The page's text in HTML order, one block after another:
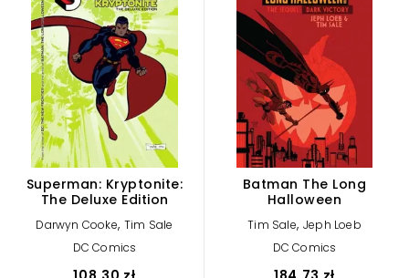
Superman: Kryptonite:
The Deluxe Edition
Darwyn Cooke, Tim Sale
DC Comics
Batman The Long
Halloween
Tim Sale, Jeph Loeb
DC Comics